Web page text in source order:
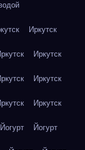
Иркутск
Иркутск
Иркутск
Иркутск
Йогурт Йогурт